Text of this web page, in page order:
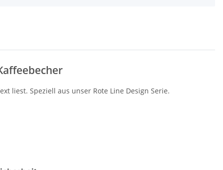
liest. Speziell aus unser Rote Line Design Serie.